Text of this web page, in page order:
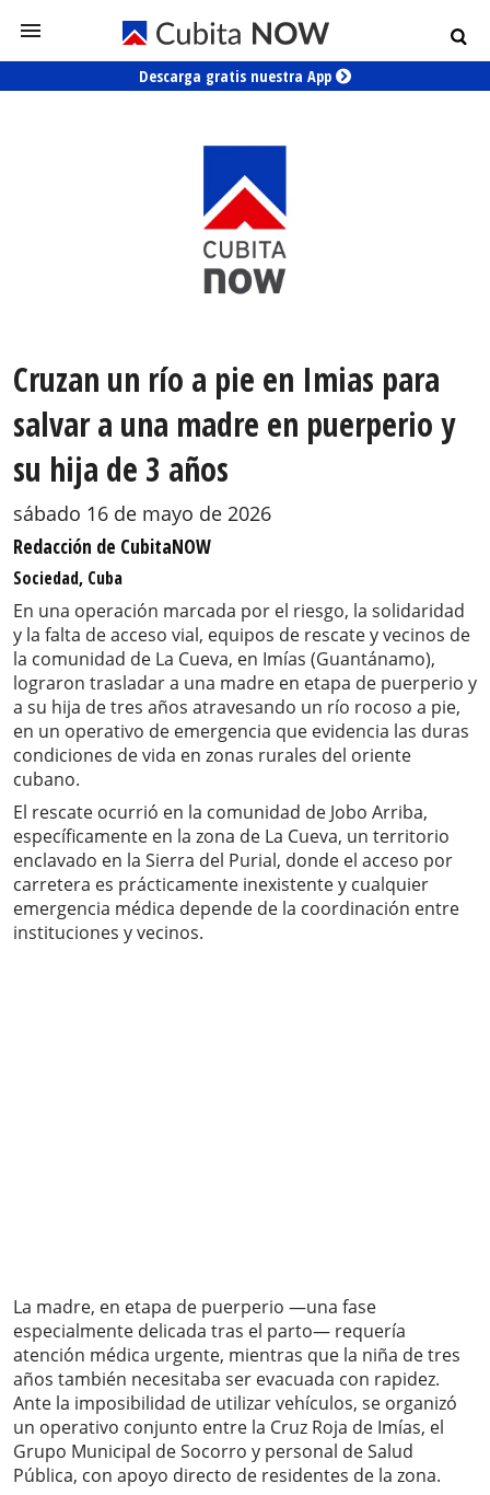
Descarga gratis nuestra App
Cruzan un río a pie en Imias para
salvar a una madre en puerperio y
su hija de 3 años
sábado 16 de mayo de 2026
Redacción de CubitaNOW
Sociedad, Cuba
En una operación marcada por el riesgo, la solidaridad
y la falta de acceso vial, equipos de rescate y vecinos de
la comunidad de La Cueva, en Imías (Guantánamo),
lograron trasladar a una madre en etapa de puerperio y
a su hija de tres años atravesando un río rocoso a pie,
en un operativo de emergencia que evidencia las duras
condiciones de vida en zonas rurales del oriente
cubano.
El rescate ocurrió en la comunidad de Jobo Arriba,
específicamente en la zona de La Cueva, un territorio
enclavado en la Sierra del Purial, donde el acceso por
carretera es prácticamente inexistente y cualquier
emergencia médica depende de la coordinación entre
instituciones y vecinos.
La madre, en etapa de puerperio —una fase
especialmente delicada tras el parto— requería
atención médica urgente, mientras que la niña de tres
años también necesitaba ser evacuada con rapidez.
Ante la imposibilidad de utilizar vehículos, se organizó
un operativo conjunto entre la Cruz Roja de Imías, el
Grupo Municipal de Socorro y personal de Salud
Pública, con apoyo directo de residentes de la zona.